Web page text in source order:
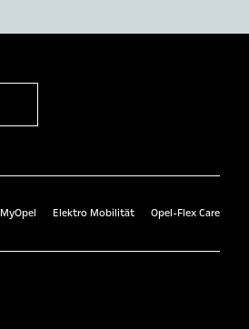
MyOpel Elektro Mobilität Opel-Flex Care